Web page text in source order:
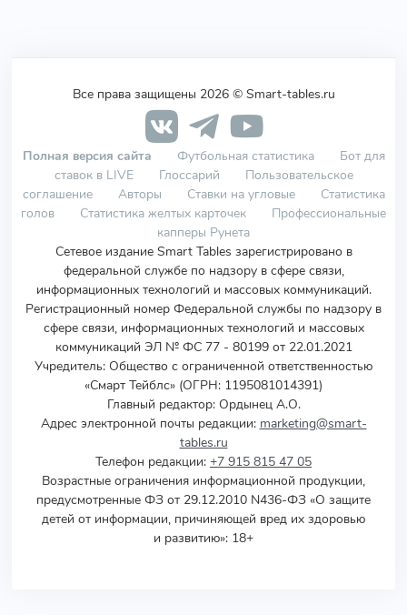
Все права защищены 2026 © Smart-tables.ru
Полная версия сайта Футбольная статистика
Бот для
ставок в LIVE
Глоссарий
Пользовательское
соглашение
Авторы Ставки на угловые
Статистика
голов
Статистика желтых карточек
Профессиональные
капперы Рунета
Сетевое издание Smart Tables зарегистрировано в
федеральной службе по надзору в сфере связи,
информационных технологий и массовых коммуникаций.
Регистрационный номер Федеральной службы по надзору в
сфере связи, информационных технологий и массовых
коммуникаций ЭЛ № ФС 77 - 80199 от 22.01.2021
Учредитель: Общество с ограниченной ответственностью
«Смарт Тейблс» (ОГРН: 1195081014391)
Главный редактор: Ордынец А.О.
Адрес электронной почты редакции: marketing@smart-
tables.ru
Телефон редакции: +7 915 815 47 05
Возрастные ограничения информационной продукции,
предусмотренные ФЗ от 29.12.2010 N436-ФЗ «О защите
детей от информации, причиняющей вред их здоровью
и развитию»: 18+